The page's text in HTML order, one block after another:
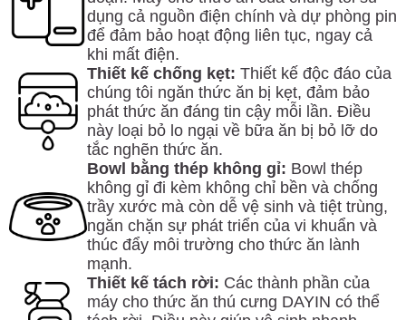
dụng cả nguồn điện chính và dự phòng pin
để đảm bảo hoạt động liên tục, ngay cả
khi mất điện.
Thiết kế chống kẹt: Thiết kế độc đáo của
chúng tôi ngăn thức ăn bị kẹt, đảm bảo
phát thức ăn đáng tin cậy mỗi lần. Điều
này loại bỏ lo ngại về bữa ăn bị bỏ lỡ do
tắc nghẽn thức ăn.
Bowl bằng thép không gỉ: Bowl thép
không gỉ đi kèm không chỉ bền và chống
trầy xước mà còn dễ vệ sinh và tiệt trùng,
ngăn chặn sự phát triển của vi khuẩn và
thúc đẩy môi trường cho thức ăn lành
mạnh.
Thiết kế tách rời: Các thành phần của
máy cho thức ăn thú cưng DAYIN có thể